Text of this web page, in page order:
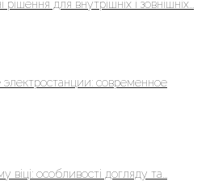
для внутрішніх і зовнішніх...
современное
особливості догляду та...